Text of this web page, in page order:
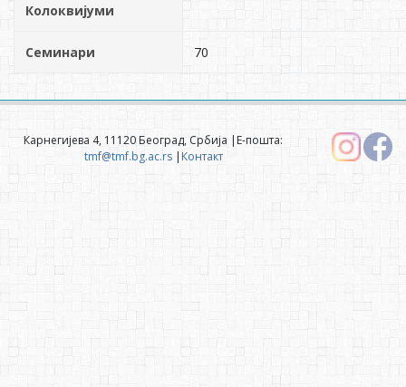
Колоквијуми
Семинари 70
Карнегијева 4, 11120 Београд, Србија |Е-пошта:
tmf@tmf.bg.ac.rs| Контакт